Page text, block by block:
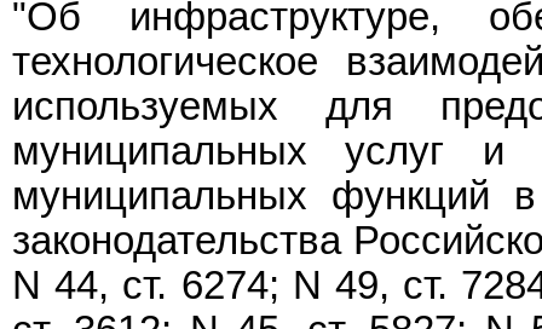
"Об инфраструктуре,
технологическое
используемых для
муниципальных услуг и
муниципальных функций
законодательства
N 44, ст. 6274; N 49, ст.